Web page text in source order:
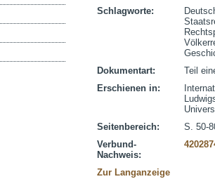
Schlagworte:
Dokumentart:
Teil
Erschienen in:
Seitenbereich:
S. 50-
Verbund-
Nachweis:
Zur Langanzeige